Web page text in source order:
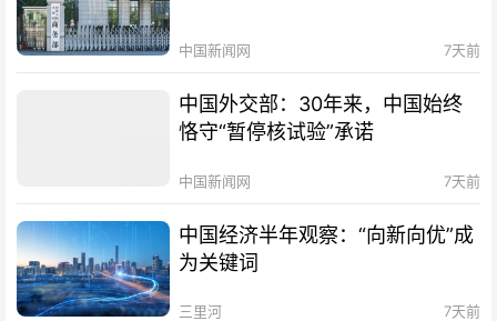
中国新闻网 7天前
中国外交部：30年来，中国始终
恪守“暂停核试验”承诺
中国新闻网 7天前
中国经济半年观察：“向新向优”成
为关键词
三里河 7天前